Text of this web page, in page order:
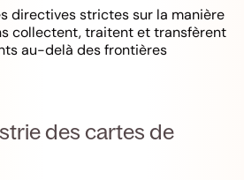
directives strictes sur la manière
collectent, traitent et transfèrent
au-delà des frontières
des cartes de